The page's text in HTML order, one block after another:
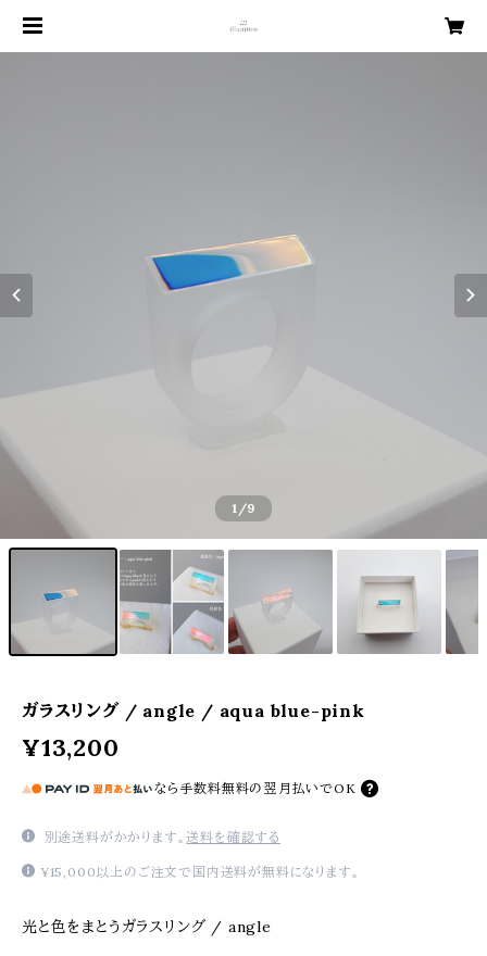
1 /9
ガラスリング / angle / aqua blue-pink
¥13,200
なら 手数料無料の 翌月払いでOK
別途送料がかかります。送料を確認する
¥15,000以上のご注文で国内送料が無料になります。
光と色をまとうガラスリング / angle